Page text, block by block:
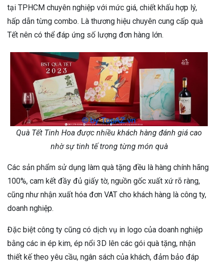
tại TPHCM chuyên nghiệp với mức giá, chiết khấu hợp lý,
hấp dẫn từng combo. Là thương hiệu chuyên cung cấp quà
Tết nên có thể đáp ứng số lượng đơn hàng lớn.
Quà Tết Tinh Hoa được nhiều khách hàng đánh giá cao
nhờ sự tinh tế trong từng món quà
Các sản phẩm sử dụng làm quà tặng đều là hàng chính hãng
100%, cam kết đầy đủ giấy tờ, nguồn gốc xuất xứ rõ ràng,
cũng như nhận xuất hóa đơn VAT cho khách hàng là công ty,
doanh nghiệp.
Đặc biệt công ty cũng có dịch vụ in logo của doanh nghiệp
bằng các in ép kim, ép nổi 3D lên các gói quà tặng, nhận
thiết kế theo yêu cầu, ngân sách của khách, đảm bảo đáp